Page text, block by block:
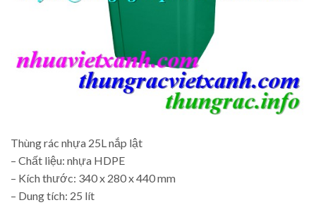
Thùng rác nhựa 25L nắp lật
– Chất liệu: nhựa HDPE
– Kích thước: 340 x 280 x 440 mm
– Dung tích: 25 lít